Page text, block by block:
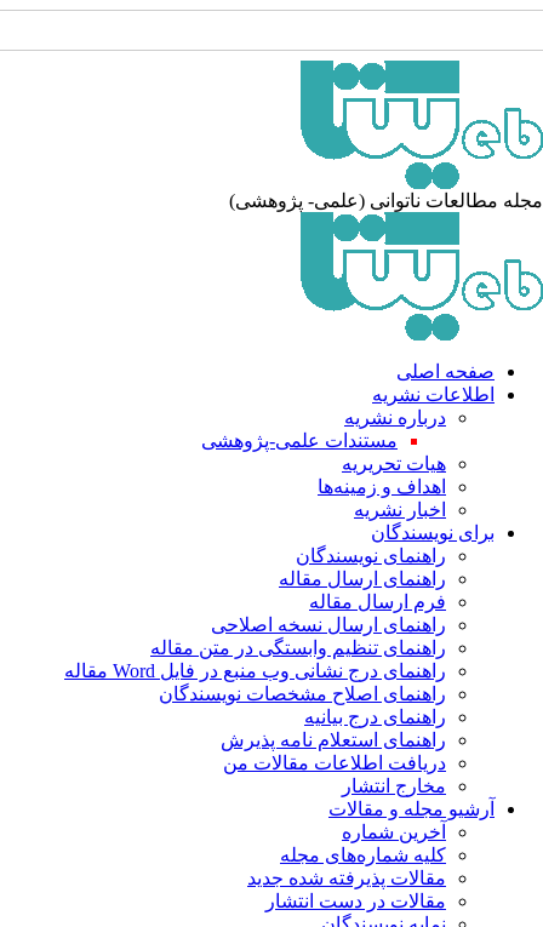
مطالعات ناتوانی (علمی- پژوهشی)
صفحه اصلی
اطلاعات نشریه
درباره نشریه
مستندات علمی-پژوهشی
هیات تحریریه
اهداف و زمینه‌ها
اخبار نشریه
برای نویسندگان
راهنمای نویسندگان
راهنمای ارسال مقاله
فرم ارسال مقاله
راهنمای ارسال نسخه اصلاحی
راهنمای تنظیم وابستگی در متن مقاله
راهنمای درج نشانی وب منبع در فایل Word مقاله
راهنمای اصلاح مشخصات نویسندگان
راهنمای درج بیانیه
راهنمای استعلام نامه پذیرش
دریافت اطلاعات مقالات من
مخارج انتشار
آرشیو مجله و مقالات
آخرین شماره
کلیه شماره‌های مجله
مقالات پذیرفته شده جدید
مقالات در دست انتشار